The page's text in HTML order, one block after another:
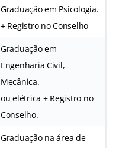
Graduação em Psicologia.
+ Registro no Conselho
Graduação em
Engenharia Civil,
Mecânica.
ou elétrica + Registro no
Conselho.
Graduação na área de